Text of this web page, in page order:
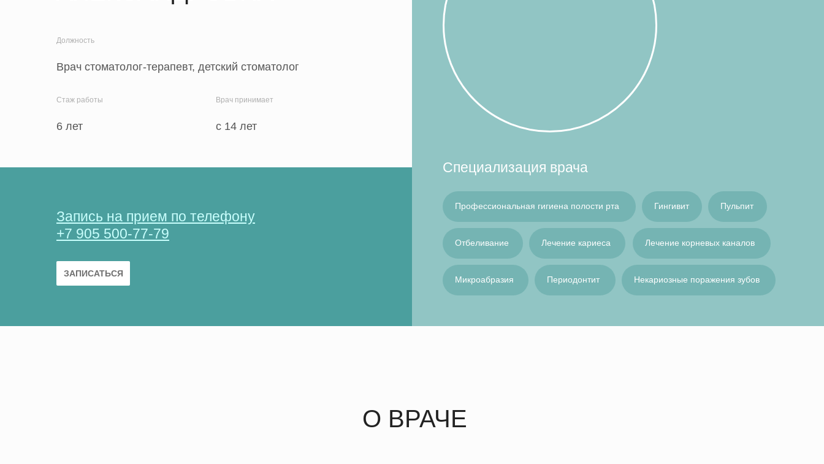
ЗАКАЗАТЬ ЗВОНОК
Должность
Врач стоматолог-терапевт, детский стоматолог
Специализация врача
Стаж работы
6 лет
Врач принимает
c 14 лет
Профессиональная гигиена полости рта Гингивит Пульпит
Отбеливание Лечение кариеса Лечение корневых каналов
Микроабразия Периодонтит Некариозные поражения зубов
Запись на прием по телефону
+7 905 500-77-79
ЗАПИСАТЬСЯ
О ВРАЧЕ